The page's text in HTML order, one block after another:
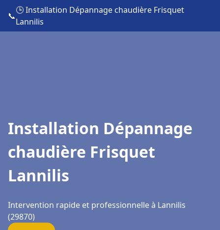
📞
🕒 Installation Dépannage chaudière Frisquet
Lannilis
Installation Dépannage
chaudière Frisquet
Lannilis
Intervention rapide et professionnelle à Lannilis
(29870)